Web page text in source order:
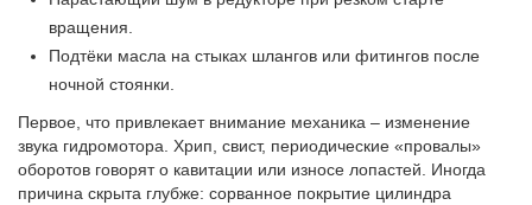
вращения.
Подтёки масла на стыках шлангов или фитингов после
ночной стоянки.
Первое, что привлекает внимание механика – изменение
звука гидромотора. Хрип, свист, периодические «провалы»
оборотов говорят о кавитации или износе лопастей. Иногда
причина скрыта глубже: сорванное покрытие цилиндра